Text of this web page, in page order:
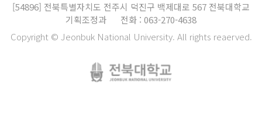
[54896] 전북특별자치도 전주시 덕진구 백제대로 567 전북대학교
기획조정과
전화 : 063-270-4638
Copyright © Jeonbuk National University. All rights reaerved.